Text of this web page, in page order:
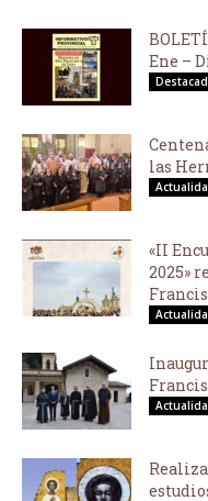
Ene –
las
«II
2025»